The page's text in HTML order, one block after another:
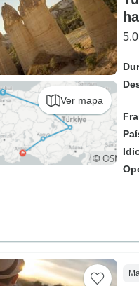
Ver mapa
5.0